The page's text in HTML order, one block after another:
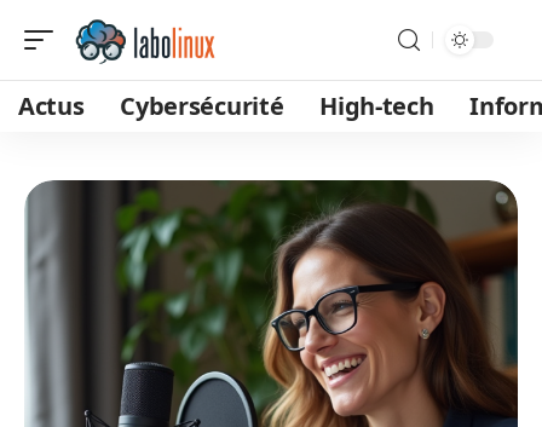
Actus Cybersécurité High-tech